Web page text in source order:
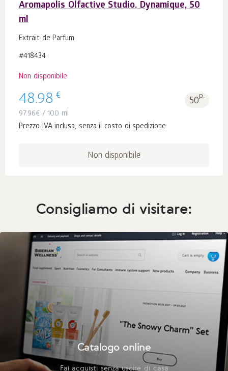
Aromapolis Olfactive Studio. Dynamique, 50
ml
Extrait de Parfum
#418434
Non disponibile
48.98 € 50p.
97.96€ / 100 ml
Prezzo IVA inclusa, senza il costo di spedizione
Non disponibile
Consigliamo di visitare:
Catalogo online
Fai acquisti senza uscire di casa